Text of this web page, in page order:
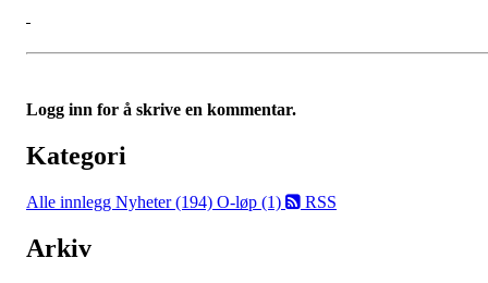
Logg inn for å skrive en kommentar.
Kategori
Alle innlegg Nyheter (194) O-løp (1) RSS
Arkiv